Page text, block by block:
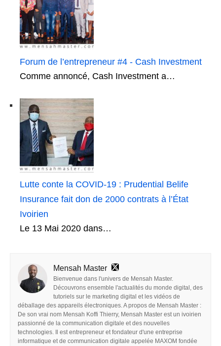
Forum de l’entrepreneur #4 - Cash Investment
Comme annoncé, Cash Investment a…
Lutte conte la COVID-19 : Prudential Belife
Insurance fait don de 2000 contrats à l’État
Ivoirien
Le 13 Mai 2020 dans…
Mensah Master
Bienvenue dans l'univers de Mensah Master.
Découvrons ensemble l'actualités du monde digital, des
tutoriels sur le marketing digital et les vidéos de
déballage des appareils électroniques. A propos de Mensah Master :
De son vrai nom Mensah Koffi Thierry, Mensah Master est un ivoirien
passionné de la communication digitale et des nouvelles
technologies. Il est entrepreneur et fondateur d'une entreprise
informatique et de communication digitale appelée MAXOM fondée